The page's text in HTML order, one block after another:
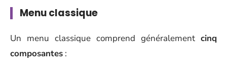
Menu classique
Un menu classique comprend généralement cinq
composantes :